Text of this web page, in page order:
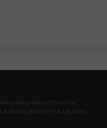
министрлігінің
«NewsRoom +» АА Куәлігі